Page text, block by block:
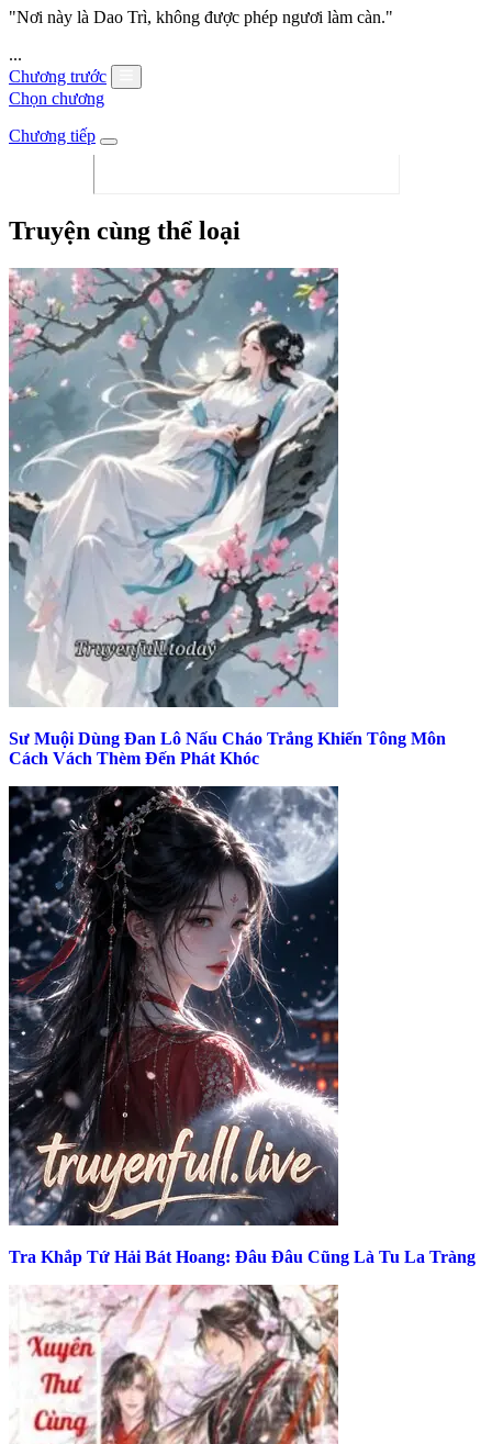
"Nơi này là Dao Trì, không được phép ngươi làm càn."
...
Chương trước
Chọn chương
Chương tiếp
Truyện cùng thể loại
Sư Muội Dùng Đan Lô Nấu Cháo Trắng Khiến Tông Môn
Cách Vách Thèm Đến Phát Khóc
Tra Khắp Tứ Hải Bát Hoang: Đâu Đâu Cũng Là Tu La Tràng